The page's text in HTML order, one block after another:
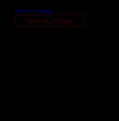
Weiterlesen
Nicht auf Lager